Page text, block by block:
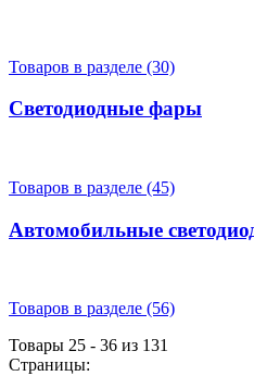
Товаров в разделе (30)
Светодиодные фары
Товаров в разделе (45)
Автомобильные
Товаров в разделе (56)
Товары 25 - 36 из 131
Страницы: